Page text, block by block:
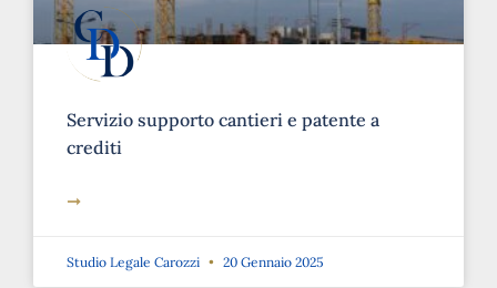
Servizio supporto cantieri e patente a
crediti
➞
Studio Legale Carozzi 20 Gennaio 2025